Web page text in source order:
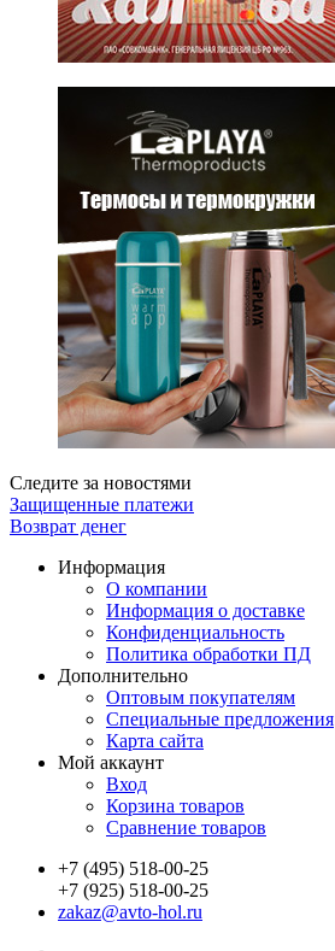
Следите за новостями
Защищенные платежи
Возврат денег
Информация
О компании
Информация о доставке
Конфиденциальность
Политика обработки ПД
Дополнительно
Оптовым покупателям
Специальные предложения
Карта сайта
Мой аккаунт
Вход
Корзина товаров
Сравнение товаров
+7 (495) 518-00-25
+7 (925) 518-00-25
zakaz@avto-hol.ru